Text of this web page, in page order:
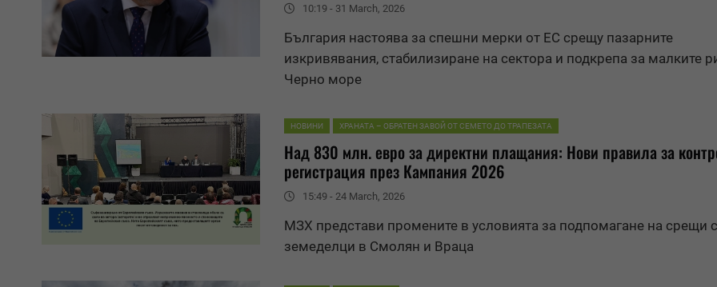
10:19 - 31 March, 2026
България настоява за спешни мерки от ЕС срещу пазарните
изкривявания, стабилизиране на сектора и подкрепа за малките
Черно море
НОВИНИ ХРАНАТА – ОБРАТЕН ЗАВОЙ ОТ СЕМЕТО ДО ТРАПЕЗАТА
Над 830 млн. евро за директни плащания: Нови правила за
регистрация през Кампания 2026
15:49 - 24 March, 2026
МЗХ представи промените в условията за подпомагане на срещи
земеделци в Смолян и Враца